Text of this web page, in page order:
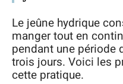
Le jeûne hydrique
manger tout en
pendant une période
trois jours. Voici les
cette pratique.